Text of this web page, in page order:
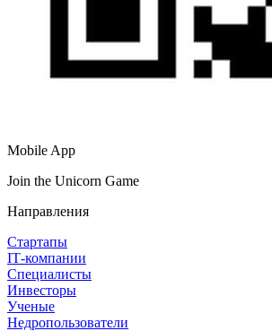
Mobile App
Join the Unicorn Game
Направления
Стартапы
IT‑компании
Специалисты
Инвесторы
Ученые
Недропользователи